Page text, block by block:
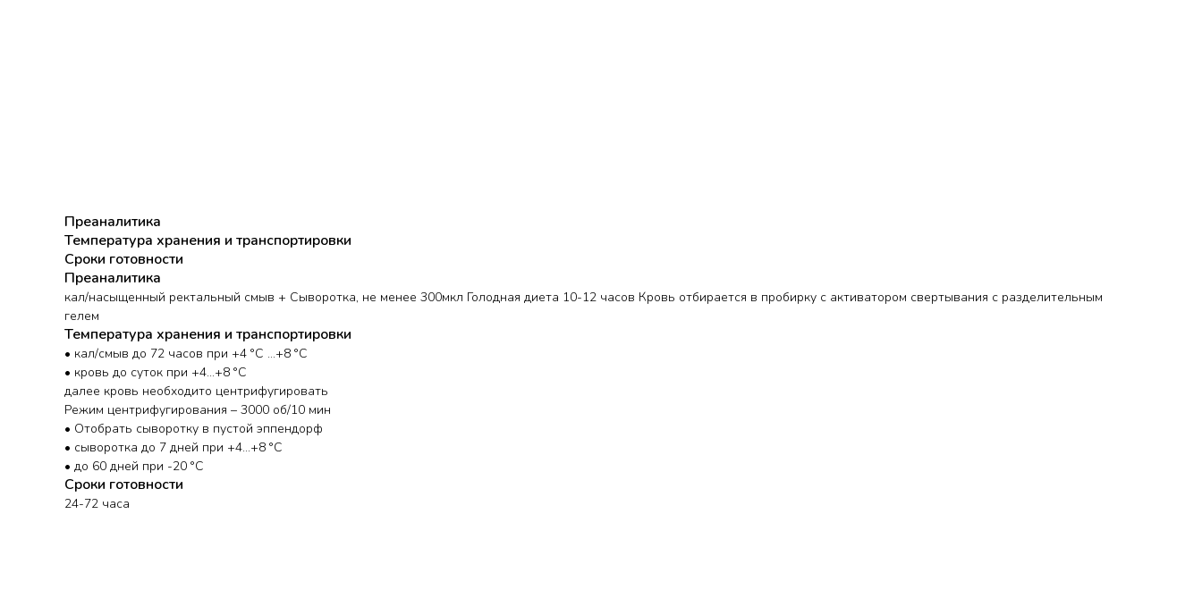
Преаналитика
Температура хранения и транспортировки
Сроки готовности
Преаналитика
кал/насыщенный ректальный смыв + Сыворотка, не менее 300мкл Голодная диета 10-12 часов Кровь отбирается в пробирку с активатором свертывания с разделительным
гелем
Температура хранения и транспортировки
• кал/смыв до 72 часов при +4 °С ...+8 °С
• кровь до суток при +4...+8 °С
далее кровь необходито центрифугировать
Режим центрифугирования – 3000 об/10 мин
• Отобрать сыворотку в пустой эппендорф
• сыворотка до 7 дней при +4...+8 °С
• до 60 дней при -20 °С
Сроки готовности
24-72 часа